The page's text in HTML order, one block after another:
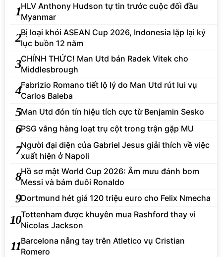
1HLV Anthony Hudson tự tin trước cuộc đối đầu
Myanmar
2Bị loại khỏi ASEAN Cup 2026, Indonesia lặp lại kỷ
lục buồn 12 năm
3CHÍNH THỨC! Man Utd bán Radek Vitek cho
Middlesbrough
4Fabrizio Romano tiết lộ lý do Man Utd rút lui vụ
Carlos Baleba
5Man Utd đón tín hiệu tích cực từ Benjamin Sesko
6PSG vắng hàng loạt trụ cột trong trận gặp MU
7Người đại diện của Gabriel Jesus giải thích về việc
xuất hiện ở Napoli
8Hồ sơ mật World Cup 2026: Âm mưu đánh bom
Messi và bám đuôi Ronaldo
9Dortmund hét giá 120 triệu euro cho Felix Nmecha
10Tottenham được khuyên mua Rashford thay vì
Nicolas Jackson
11Barcelona nẫng tay trên Atletico vụ Cristian
Romero